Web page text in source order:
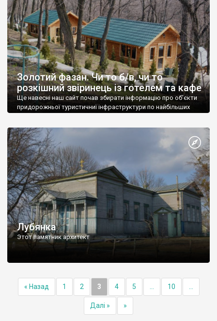
Золотий фазан. Чи то б/в, чи то
розкішний звіринець із готелем та кафе
Ще навесні наш сайт почав збирати інформацію про об'єкти
придорожньої туристичниї інфраструктури по найбільших
Лубянка
Этот памятник архитект
« Назад 1 2 3 4 5 10
Далі » »